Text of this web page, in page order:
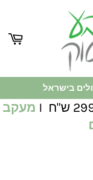
בישראל
מעקב